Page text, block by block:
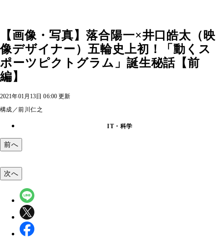
【画像・写真】落合陽一×井口皓太（映
像デザイナー）五輪史上初！「動くス
ポーツピクトグラム」誕生秘話【前
編】
2021年01月13日 06:00 更新
構成／前川仁之
IT・科学
前へ
次へ